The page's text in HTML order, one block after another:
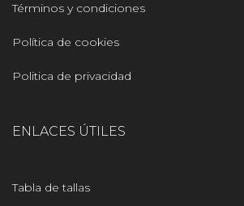
Términos y condiciones
Política de cookies
Politica de privacidad
ENLACES ÚTILES
Tabla de tallas